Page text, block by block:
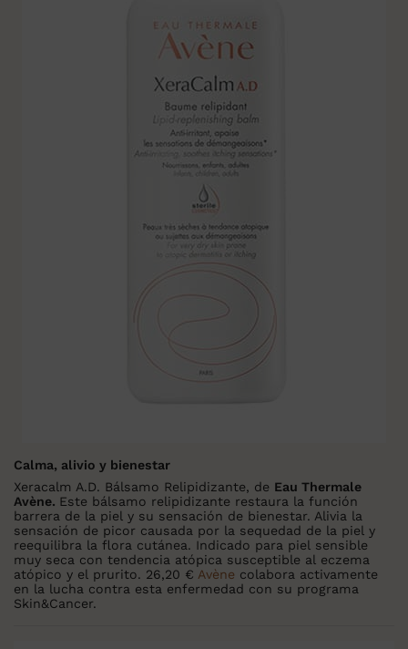
Calma, alivio y bienestar
Xeracalm A.D. Bálsamo Relipidizante, de Eau Thermale
Avène. Este bálsamo relipidizante restaura la función
barrera de la piel y su sensación de bienestar. Alivia la
sensación de picor causada por la sequedad de la piel y
reequilibra la flora cutánea. Indicado para piel sensible
muy seca con tendencia atópica susceptible al eczema
atópico y el prurito. 26,20 € Avène colabora activamente
en la lucha contra esta enfermedad con su programa
Skin&Cancer.